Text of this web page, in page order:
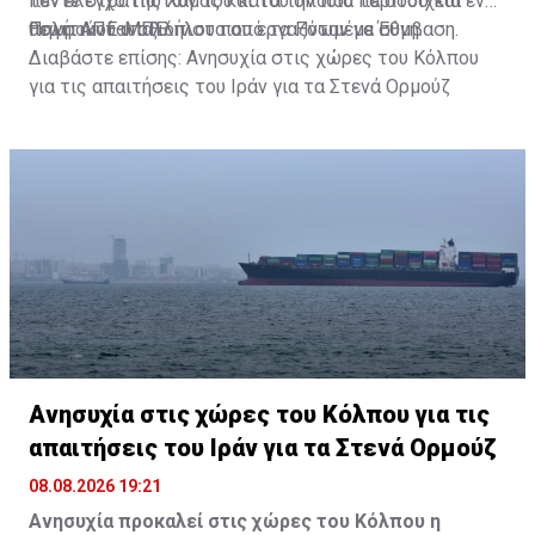
θεωρούνται αξιόπιστα από τα Ηνωμένα Έθνη.
πολιτικού υπαλλήλου που εργαζόταν με σύμβαση.
Πηγή: ΑΠΕ-ΜΠΕ
Διαβάστε επίσης: Ανησυχία στις χώρες του Κόλπου
για τις απαιτήσεις του Ιράν για τα Στενά Ορμούζ
Ανησυχία στις χώρες του Κόλπου για τις
απαιτήσεις του Ιράν για τα Στενά Ορμούζ
08.08.2026 19:21
Ανησυχία προκαλεί στις χώρες του Κόλπου η